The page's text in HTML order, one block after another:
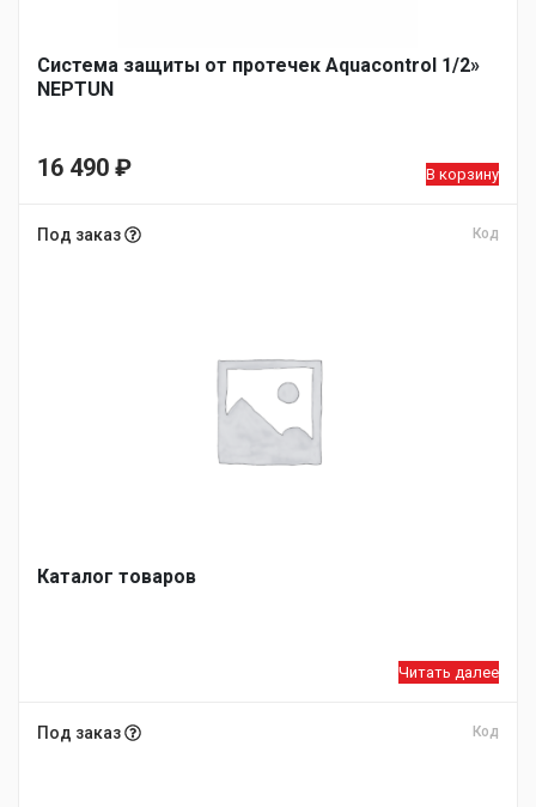
Система защиты от протечек Aquacontrol 1/2»
NEPTUN
16 490 ₽ В корзину
Под заказ Код
Каталог товаров
Читать далее
Под заказ Код